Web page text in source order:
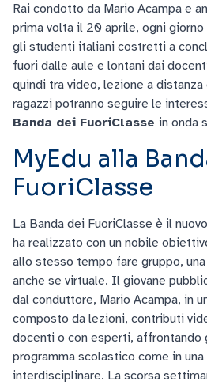
Rai condotto da Mario Acampa e
prima volta il 20 aprile, ogni
gli studenti italiani costretti a
fuori dalle aule e lontani dai
quindi tra video, lezione a
ragazzi potranno seguire le
Banda dei FuoriClasse in onda
MyEdu alla
FuoriClasse
La Banda dei FuoriClasse è il
ha realizzato con un nobile
allo stesso tempo fare gruppo, una
anche se virtuale. Il giovane
dal conduttore, Mario Acampa, in
composto da lezioni, contributi
docenti o con esperti, affrontando
programma scolastico come in
interdisciplinare. La scorsa